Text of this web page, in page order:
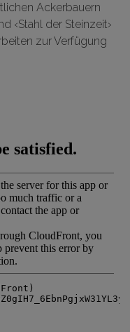
Ackerbauern
‹Stahl der Steinzeit›
zur Verfügung